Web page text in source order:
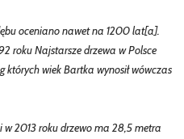
oceniano nawet na 1200 lat[a].
roku Najstarsze drzewa w Polsce
których wiek Bartka wynosił wówczas
2013 roku drzewo ma 28,5 metra